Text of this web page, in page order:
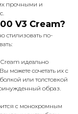
прочными и
V3 Cream?
стилизовать по-
Cream идеально
можете сочетать их с
или толстовкой
образ.
с монохромным